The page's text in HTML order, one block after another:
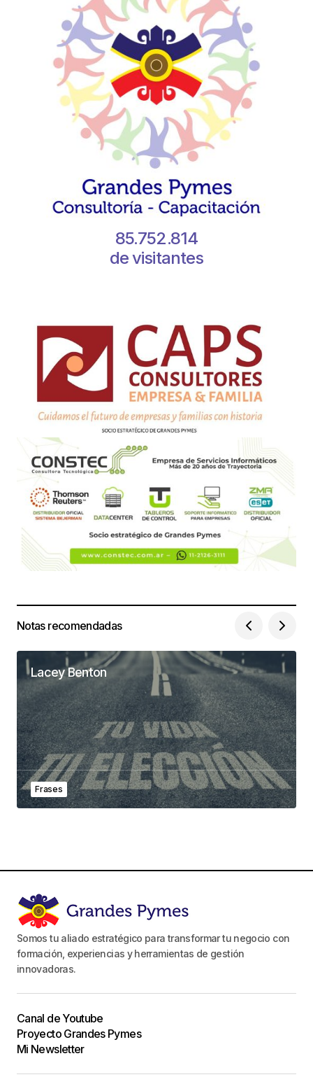
85.752.814
de visitantes
Notas recomendadas
Lacey Benton
Frases
Somos tu aliado estratégico para transformar tu negocio con
formación, experiencias y herramientas de gestión
innovadoras.
Canal de Youtube
Proyecto Grandes Pymes
Mi Newsletter